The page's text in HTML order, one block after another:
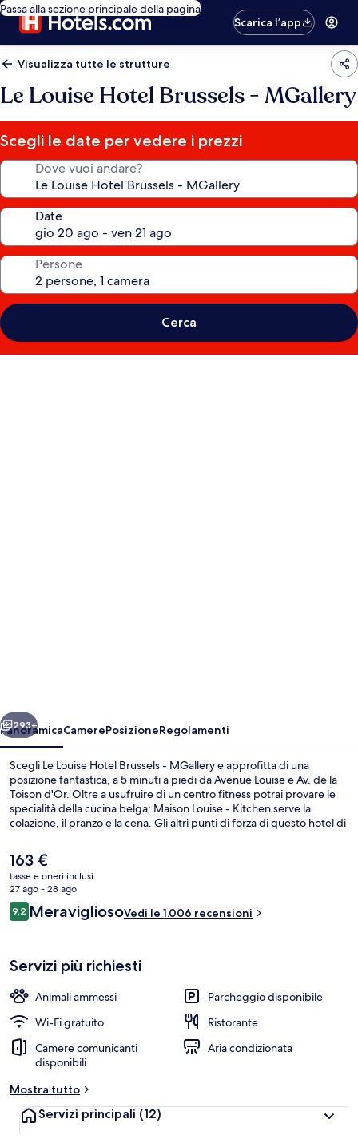
Passa alla sezione principale della pagina
Scarica l’app
Visualizza tutte le strutture
Le Louise Hotel Brussels - MGallery
Scegli le date per vedere i prezzi
Dove vuoi andare?
Date
Persone
Cerca
MGallery
Avanti
293+
PanoramicaCamerePosizioneRegolamenti
Scegli Le Louise Hotel Brussels - MGallery e approfitta di una
posizione fantastica, a 5 minuti a piedi da Avenue Louise e Av. de la
Toison d'Or. Oltre a usufruire di un centro fitness potrai provare le
specialità della cucina belga: Maison Louise - Kitchen serve la
colazione, il pranzo e la cena. Gli altri punti di forza di questo hotel di
apprezzano molto il personale gentile e le condizioni generali. La
struttura è a pochi passi da Stazione di Louise-Louiza, mentre
Fermata del tram di Poelaert si trova a 5 min a piedi.
Il
prezzo
attuale
è
163 €
163 €
tasse e oneri inclusi
27 ago - 28 ago
Recensioni
9,29,2 su 10
MeravigliosoVedi le 1.006 recensioni
Servizi più richiesti
Animali ammessi
Parcheggio disponibile
Wi-Fi gratuito
Ristorante
Camere comunicanti
disponibili
Aria condizionata
Mostra tutto
Servizi principali (12)